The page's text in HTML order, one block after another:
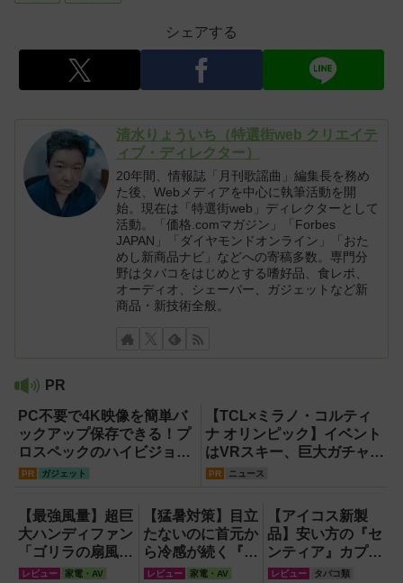
シェアする
清水りょういち（特選街web クリエイテ
ィブ・ディレクター）
20年間、情報誌「月刊歌謡曲」編集長を務め
た後、Webメディアを中心に執筆活動を開
始。現在は「特選街web」ディレクターとして
活動。「価格.comマガジン」「Forbes
JAPAN」「ダイヤモンドオンライン」「おた
めし新商品ナビ」などへの寄稿多数。専門分
野はタバコをはじめとする嗜好品、食レポ、
オーディオ、シェーバー、ガジェットなど新
商品・新技術全般。
PR
PC不要で4K映像を簡単バ
ックアップ保存できる！プ
ロスペックのハイビジョン
レコーダー『HVE705-
PR ガジェット
【TCL×ミラノ・コルティ
ナ オリンピック】イベント
はVRスキー、巨大ガチャな
どのイマーシブ体験が目白
PR ニュース
【最強風量】超巨
大ハンディファン
「ゴリラの扇風
機」レビュー！直
レビュー 家電・AV
【猛暑対策】目立
たないのに首元か
ら冷感が続く『レ
オン ポケット6 』
レビュー 家電・AV
【アイコス新製
品】安い方の『セ
ンティア』カプセ
ル第2弾『パッシ
レビュー タバコ類